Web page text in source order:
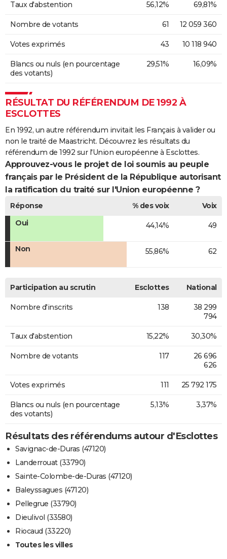
Taux d'abstention 56,12% 69,81%
Nombre de votants 61 12 059 360
Votes exprimés 43 10 118 940
Blancs ou nuls (en pourcentage
des votants)
29,51% 16,09%
RÉSULTAT DU RÉFÉRENDUM DE 1992 À
ESCLOTTES
En 1992, un autre référendum invitait les Français à valider ou
non le traité de Maastricht. Découvrez les résultats du
référendum de 1992 sur l'Union européenne à Esclottes.
Approuvez-vous le projet de loi soumis au peuple
français par le Président de la République autorisant
la ratification du traité sur l'Union européenne ?
Réponse % des voix
Voix
Oui
44,14% 49
Non 55,86% 62
Participation au scrutin Esclottes National
Nombre d'inscrits 138
38 299
794
Taux d'abstention 15,22% 30,30%
Nombre de votants 117
26 696
626
Votes exprimés 111 25 792 175
Blancs ou nuls (en pourcentage
des votants)
5,13% 3,37%
Résultats des référendums autour d'Esclottes
Savignac-de-Duras (47120)
Landerrouat (33790)
Sainte-Colombe-de-Duras (47120)
Baleyssagues (47120)
Pellegrue (33790)
Dieulivol (33580)
Riocaud (33220)
Toutes les villes